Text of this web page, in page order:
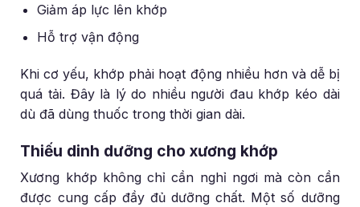
Giảm áp lực lên khớp
Hỗ trợ vận động
Khi cơ yếu, khớp phải hoạt động nhiều hơn và dễ bị
quá tải. Đây là lý do nhiều người đau khớp kéo dài
dù đã dùng thuốc trong thời gian dài.
Thiếu dinh dưỡng cho xương khớp
Xương khớp không chỉ cần nghỉ ngơi mà còn cần
được cung cấp đầy đủ dưỡng chất. Một số dưỡng